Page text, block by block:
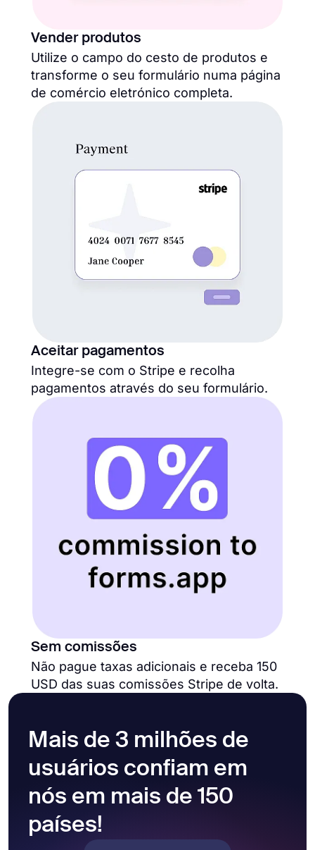
Vender produtos
Utilize o campo do cesto de produtos e
transforme o seu formulário numa página
de comércio eletrónico completa.
Aceitar pagamentos
Integre-se com o Stripe e recolha
pagamentos através do seu formulário.
Sem comissões
Não pague taxas adicionais e receba 150
USD das suas comissões Stripe de volta.
Mais de 3 milhões de
usuários confiam em
nós em mais de 150
países!